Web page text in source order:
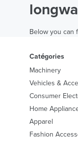
Below you can
Catégories
Machinery
Vehicles &
Consumer
Home
Apparel
Fashion